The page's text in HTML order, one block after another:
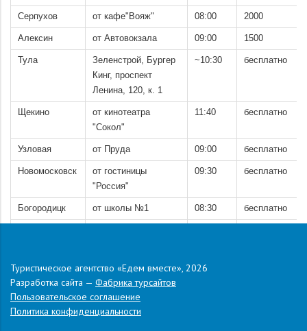
Серпухов от кафе"Вояж" 08:00 2000
Алексин от Автовокзала 09:00 1500
Тула
Зеленстрой, Бургер
Кинг, проспект
Ленина, 120, к. 1
~10:30 бесплатно
Щекино
от кинотеатра
"Сокол"
11:40 бесплатно
Узловая от Пруда 09:00 бесплатно
Новомосковск
от гостиницы
"Россия"
09:30 бесплатно
Богородицк от школы №1 08:30 бесплатно
Елец от Автовокзала №2 15:30
*время отправления может меняться, точное время сообщим
накануне выезда
.
Туристическое агентство «Едем вместе», 2026
Разработка сайта — Фабрика турсайтов
Пользовательское соглашение
Политика конфиденциальности